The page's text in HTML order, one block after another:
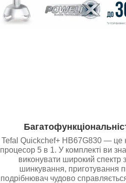
Tefal Quickchef+ HB67G830 — це
процесор 5 в 1. У комплекті ви
виконувати широкий спектр
шинкування, приготування
подрібнювач чудово